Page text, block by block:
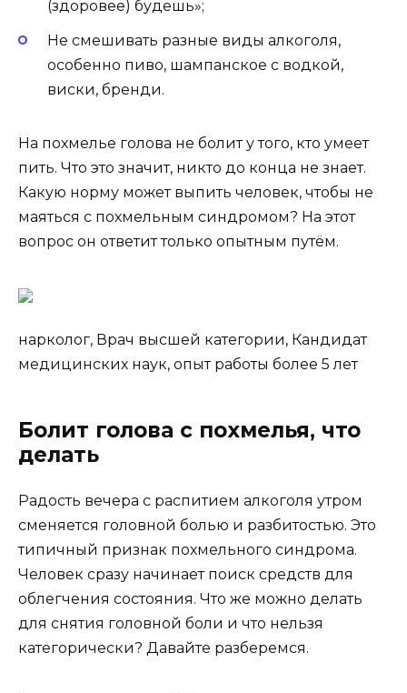
(здоровее) будешь»;
Не смешивать разные виды алкоголя,
особенно пиво, шампанское с водкой,
виски, бренди.
На похмелье голова не болит у того, кто умеет
пить. Что это значит, никто до конца не знает.
Какую норму может выпить человек, чтобы не
маяться с похмельным синдромом? На этот
вопрос он ответит только опытным путём.
нарколог, Врач высшей категории, Кандидат
медицинских наук, опыт работы более 5 лет
Болит голова с похмелья, что
делать
Радость вечера с распитием алкоголя утром
сменяется головной болью и разбитостью. Это
типичный признак похмельного синдрома.
Человек сразу начинает поиск средств для
облегчения состояния. Что же можно делать
для снятия головной боли и что нельзя
категорически? Давайте разберемся.